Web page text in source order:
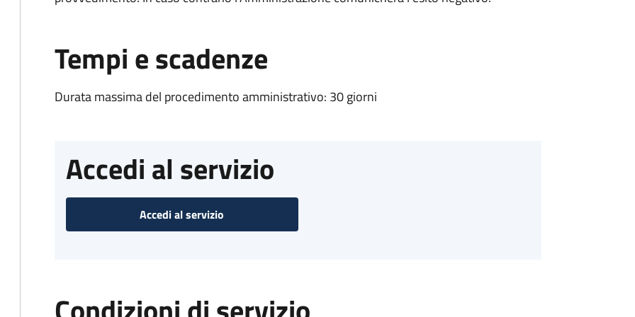
Tempi e scadenze
Durata massima del procedimento amministrativo: 30 giorni
Accedi al servizio
Accedi al servizio